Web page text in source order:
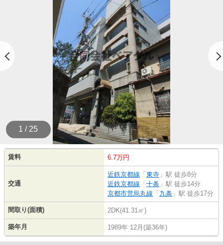
1 / 25
賃料 6.7万円
交通
近鉄京都線 「 東寺 」駅 徒歩8分
近鉄京都線 「 十条 」駅 徒歩14分
京都市営烏丸線 「 九条 」駅 徒歩17分
間取り(面積) 2DK(41.31㎡)
築年月 1989年 12月(築36年)